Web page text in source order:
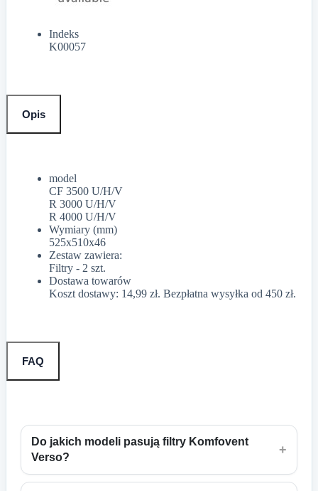
Indeks
K00057
Opis
model
CF 3500 U/H/V
R 3000 U/H/V
R 4000 U/H/V
Wymiary (mm)
525x510x46
Zestaw zawiera:
Filtry - 2 szt.
Dostawa towarów
Koszt dostawy: 14,99 zł. Bezpłatna wysyłka od 450 zł.
FAQ
Do jakich modeli pasują filtry Komfovent
Verso?
+